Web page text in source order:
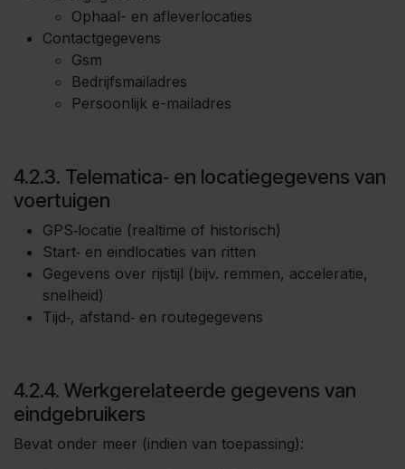
Ophaal- en afleverlocaties
Contactgegevens
Gsm
Bedrijfsmailadres
Persoonlijk e-mailadres
4.2.3. Telematica‑ en locatiegegevens van
voertuigen
GPS‑locatie (realtime of historisch)
Start‑ en eindlocaties van ritten
Gegevens over rijstijl (bijv. remmen, acceleratie,
snelheid)
Tijd‑, afstand‑ en routegegevens
4.2.4. Werkgerelateerde gegevens van
eindgebruikers
Bevat onder meer (indien van toepassing):